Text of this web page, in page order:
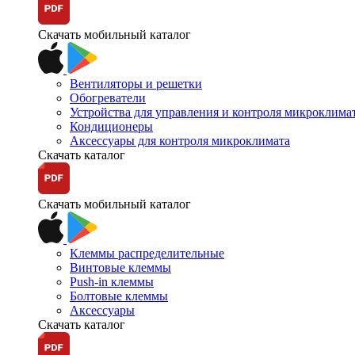
Скачать мобильный каталог
Вентиляторы и решетки
Обогреватели
Устройства для управления и контроля
Кондиционеры
Аксессуары для контроля микроклимата
Скачать каталог
Скачать мобильный каталог
Клеммы распределительные
Винтовые клеммы
Push-in клеммы
Болтовые клеммы
Аксессуары
Скачать каталог